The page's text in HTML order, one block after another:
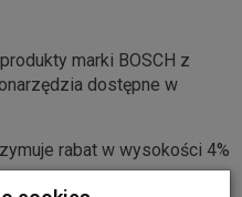
marki BOSCH z
dostępne w
rabat w wysokości 4%